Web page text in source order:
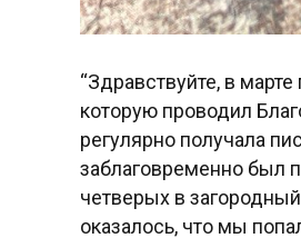
“Здравствуйте, в
которую проводил
регулярно получала
заблаговременно был
четверых в
оказалось, что мы